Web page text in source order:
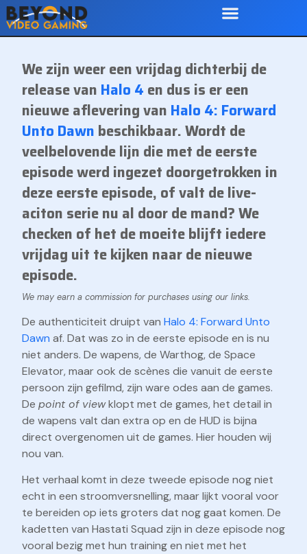
We zijn weer een vrijdag dichterbij de
release van Halo 4 en dus is er een
nieuwe aflevering van Halo 4: Forward
Unto Dawn beschikbaar. Wordt de
veelbelovende lijn die met de eerste
episode werd ingezet doorgetrokken in
deze eerste episode, of valt de live-
aciton serie nu al door de mand? We
checken of het de moeite blijft iedere
vrijdag uit te kijken naar de nieuwe
episode.
De authenticiteit druipt van Halo 4: Forward Unto
Dawn af. Dat was zo in de eerste episode en is nu
niet anders. De wapens, de Warthog, de Space
Elevator, maar ook de scènes die vanuit de eerste
persoon zijn gefilmd, zijn ware odes aan de games.
De point of viewklopt met de games, het detail in
de wapens valt dan extra op en de HUD is bijna
direct overgenomen uit de games. Hier houden wij
nou van.
Het verhaal komt in deze tweede episode nog niet
echt in een stroomversnelling, maar lijkt vooral voor
te bereiden op iets groters dat nog gaat komen. De
kadetten van Hastati Squad zijn in deze episode nog
vooral bezig met hun training en niet met het